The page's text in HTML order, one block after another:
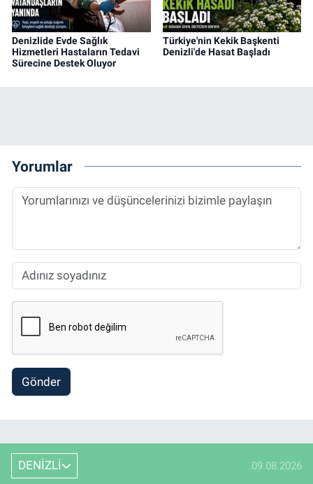
Denizlide Evde Sağlık
Hizmetleri Hastaların Tedavi
Sürecine Destek Oluyor
Türkiye'nin Kekik Başkenti
Denizli'de Hasat Başladı
Yorumlar
Gönder
DENİZLİ 09.08.2026